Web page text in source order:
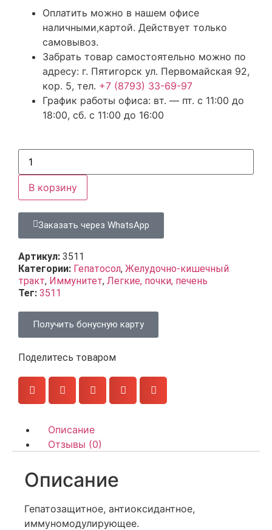
Оплатить можно в нашем офисе
наличными,картой. Действует только
самовывоз.
Забрать товар самостоятельно можно по
адресу: г. Пятигорск ул. Первомайская 92,
кор. 5, тел. +7 (8793) 33-69-97
График работы офиса: вт. — пт. с 11:00 до
18:00, сб. с 11:00 до 16:00
В корзину
Заказать через WhatsApp
Артикул: 3511
Категории: Гепатосол, Желудочно-кишечный
тракт, Иммунитет, Легкие, почки, печень
Тег: 3511
Получить бонусную карту
Поделитесь товаром
Описание
Отзывы (0)
Описание
Гепатозащитное, антиоксидантное,
иммуномодулирующее.